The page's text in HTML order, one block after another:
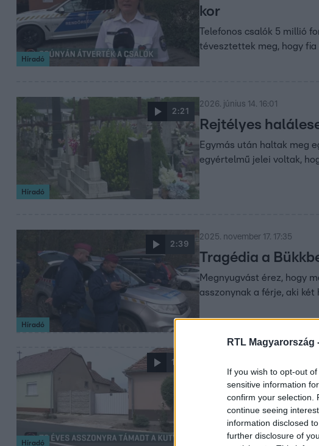
RTL Magyarország
If you wish to opt-out
sensitive information
confirm your selection.
continue seeing
information disclosed
further disclosure of
Híradó
kor
Telefonos csalók 5 millió
tévesztettek meg, hogy
2:21
Híradó
2026. június 14. 16:01
Rejtélyes
Egymás után haltak meg
egyértelmű jelei voltak,
2:39
Híradó
2025. november 17. 17:35
Tragédia a
Megnyugvást érez, hogy
asszonynak a férje, aki
1:49
Híradó
72 éves
Brutális kutyatámadás
sérüléseket egy gazda